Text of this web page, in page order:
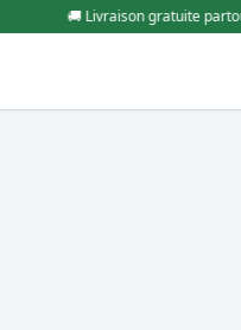
🚚 Livraison gratuite